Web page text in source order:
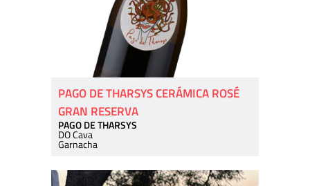
PAGO DE THARSYS CERÁMICA ROSÉ
GRAN RESERVA
PAGO DE THARSYS
DO Cava
Garnacha